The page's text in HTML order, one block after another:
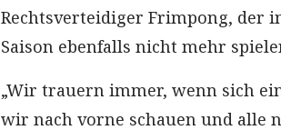
Rechtsverteidiger Frimpong, der
Saison ebenfalls nicht mehr
„Wir trauern immer, wenn sich
wir nach vorne schauen und alle